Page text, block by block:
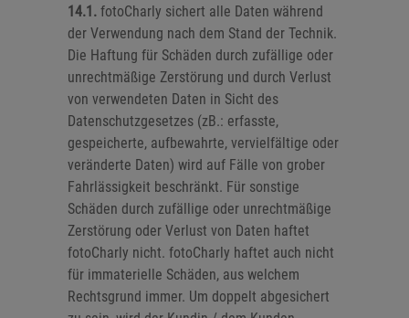
14.1. fotoCharly sichert alle Daten während
der Verwendung nach dem Stand der Technik.
Die Haftung für Schäden durch zufällige oder
unrechtmäßige Zerstörung und durch Verlust
von verwendeten Daten in Sicht des
Datenschutzgesetzes (zB.: erfasste,
gespeicherte, aufbewahrte, vervielfältige oder
veränderte Daten) wird auf Fälle von grober
Fahrlässigkeit beschränkt. Für sonstige
Schäden durch zufällige oder unrechtmäßige
Zerstörung oder Verlust von Daten haftet
fotoCharly nicht. fotoCharly haftet auch nicht
für immaterielle Schäden, aus welchem
Rechtsgrund immer. Um doppelt abgesichert